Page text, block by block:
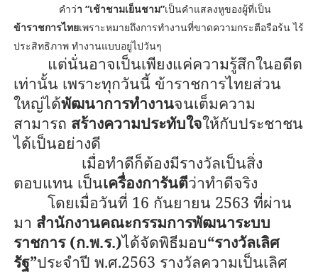
คำว่า “เช้าชามเย็นชาม”เป็นคำแสลงหูของผู้ที่เป็น
ข้าราชการไทยเพราะหมายถึงการทำงานที่ขาดความกระตือรือร้น ไร้
ประสิทธิภาพ ทำงานแบบอยู่ไปวันๆ
แต่นั่นอาจเป็นเพียงแค่ความรู้สึกในอดีต
เท่านั้น เพราะทุกวันนี้ ข้าราชการไทยส่วน
ใหญ่ได้พัฒนาการทำงานจนเต็มความ
สามารถ สร้างความประทับใจให้กับประชาชน
ได้เป็นอย่างดี
เมื่อทำดีก็ต้องมีรางวัลเป็นสิ่ง
ตอบแทน เป็นเครื่องการันตีว่าทำดีจริง
โดยเมื่อวันที่ 16 กันยายน 2563 ที่ผ่าน
มา สำนักงานคณะกรรมการพัฒนาระบบ
ราชการ (ก.พ.ร.)ได้จัดพิธีมอบ“รางวัลเลิศ
รัฐ”ประจำปี พ.ศ.2563 รางวัลความเป็นเลิศ